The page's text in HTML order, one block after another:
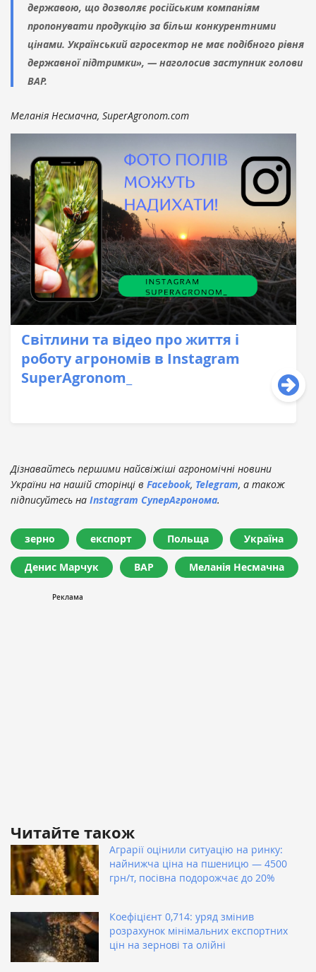
державою, що дозволяє російським компаніям
пропонувати продукцію за більш конкурентними
цінами. Український агросектор не має подібного рівня
державної підтримки», — наголосив заступник голови
ВАР.
Меланія Несмачна, SuperAgronom.com
Світлини та відео про життя і
роботу агрономів в Instagram
SuperAgronom_
Дізнавайтесь першими найсвіжіші агрономічні новини
України на нашій сторінці в Facebook, Telegram, а також
підписуйтесь на Instagram СуперАгронома.
зерно експорт Польща Україна
Денис Марчук ВАР Меланія Несмачна
Читайте також
Аграрії оцінили ситуацію на ринку:
найнижча ціна на пшеницю — 4500
грн/т, посівна подорожчає до 20%
Коефіцієнт 0,714: уряд змінив
розрахунок мінімальних експортних
цін на зернові та олійні